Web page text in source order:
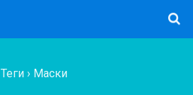
Теги › Маски